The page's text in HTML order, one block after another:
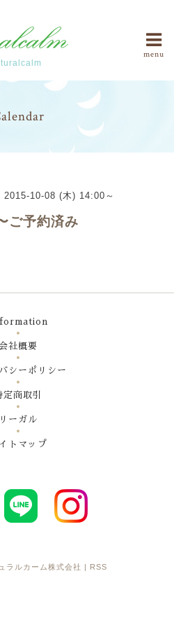
menu
2015-10-08 (木) 14:00～
ご予約済み
社概要
シーポリシー
定商取引
リーガル
トマップ
ラルカーム株式会社 RSS